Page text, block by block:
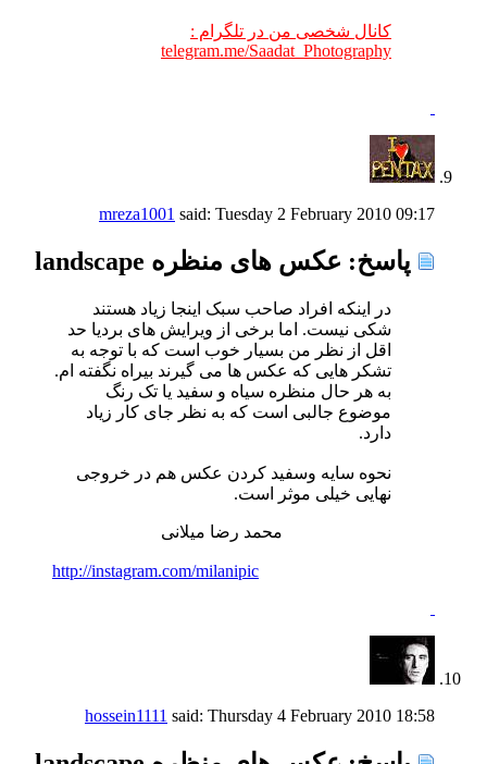
کانال شخصی من در تلگرام :
telegram.me/Saadat_Photography
mreza1001 said: Tuesday 2 February 2010 09:17
پاسخ: عکس های منظره landscape
در اینکه افراد صاحب سبک اینجا زیاد هستند
شکی نیست. اما برخی از ویرایش های بردیا حد
اقل از نظر من بسیار خوب است که با توجه به
تشکر هایی که عکس ها می گیرند بیراه نگفته ام.
به هر حال منظره سیاه و سفید یا تک رنگ
موضوع جالبی است که به نظر جای کار زیاد
دارد.
نحوه سایه وسفید کردن عکس هم در خروجی
نهایی خیلی موثر است.
محمد رضا میلانی
http://instagram.com/milanipic
hossein1111 said: Thursday 4 February 2010 18:58